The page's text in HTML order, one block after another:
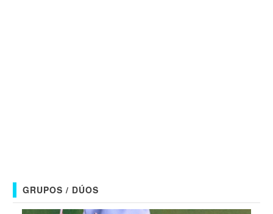
GRUPOS / DÚOS